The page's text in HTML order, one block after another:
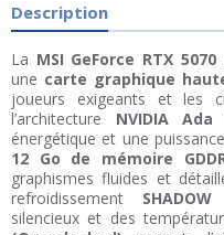
Description
La MSI GeForce RTX 5070
une carte graphique
joueurs exigeants et les
l’architecture NVIDIA Ada
énergétique et une
12 Go de mémoire
graphismes fluides et
refroidissement
silencieux et des